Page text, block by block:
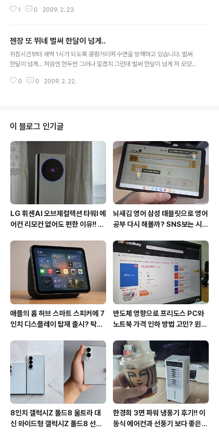
자인 특성상 그런가 괜히 딴지걸고 싶네요 우리 가족은 3종류 모두다 틀려서 충
1 0 2009. 2. 23.
젠장 또 뛰네 벌써 한달이 넘게..
취침시간부터 새벽 1시가 되도록 쿵쾅거리며 수면을 방해하고 있습니다. 벌써
한달이 넘게... 처음엔 한두번 그러나 말겠지 그런데 벌써 한달이 넘게 저 모양입
하지만 그렇게 방법을 취해도 변화가 없다면 관리실,수위실을 통해 도움울 요청
근하고 9시에 못을 박은 적이 있었습니다. 복수라고 해야하나요. 소심한 복수..
책상을 조립하면서 전기드릴로 나사를 박기도 했습니다. 벽에 우리가족 보물지
도(연재 계속할 ..
0 0 2009. 2. 22.
이 블로그 인기글
LG 휘센AI 오브제컬렉션 타워I 에
어컨 리모컨 없어도 편한 이유!! 7
후기
뇌새김 영어 삼성 태블릿으로 영어
공부 다시 해볼까? SNS보는 시간
애플의 홈 허브 스마트 스피커에 7
인치 디스플레이 탑재 출시? 탁상
체제 적용!!
반도체 영향으로 프리도스 PC와
노트북 가격 인하 방법 고민? 윈도
방법?(feat. vip-scdkeys)
8인치 갤럭시Z 폴드8 울트라 대
신 와이드형 갤럭시Z 폴드8 선
한경희 3면 파워 냉풍기 후기!! 이
동식 에어컨과 선풍기 보다 좋은